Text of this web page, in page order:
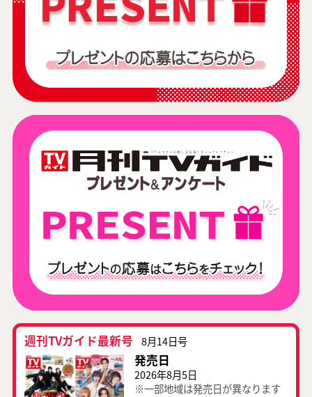
週刊TVガイド最新号 8月14日号
発売日
2026年8月5日
※一部地域は発売日が異なります